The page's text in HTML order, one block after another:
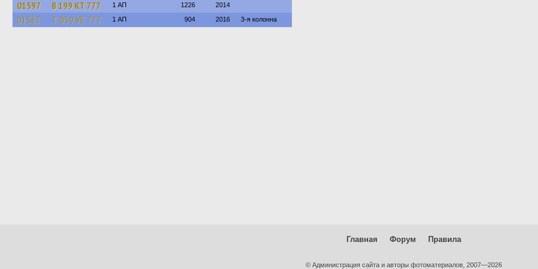
01597 В 199 КТ 777 1 АП 1226 2014
01567 Т 059 УЕ 777 1 АП 904 2016 3-я колонна
Главная Форум Правила
© Администрация сайта и авторы фотоматериалов, 2007—2026